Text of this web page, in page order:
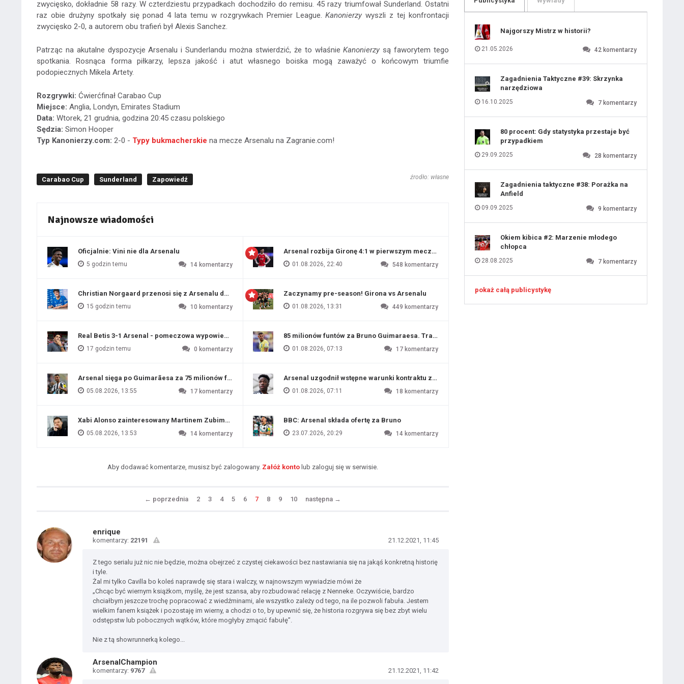
zwycięsko, dokładnie 58 razy. W czterdziestu przypadkach dochodziło do remisu. 45 razy triumfował Sunderland. Ostatni
raz obie drużyny spotkały się ponad 4 lata temu w rozgrywkach Premier League.Kanonierzy wyszli z tej konfrontacji
zwycięsko 2-0, a autorem obu trafień był Alexis Sanchez.
Patrząc na akutalne dyspozycje Arsenalu i Sunderlandu można stwierdzić, że to właśnieKanonierzy są faworytem tego
spotkania. Rosnąca forma piłkarzy, lepsza jakość i atut własnego boiska mogą zaważyć o końcowym triumfie
podopiecznych Mikela Artety.
Rozgrywki: Ćwierćfinał Carabao Cup
Miejsce: Anglia, Londyn, Emirates Stadium
Data: Wtorek, 21 grudnia, godzina 20:45 czasu polskiego
Sędzia: Simon Hooper
Typ Kanonierzy.com: 2-0 - Typy bukmacherskie na mecze Arsenalu na Zagranie.com!
Carabao Cup Sunderland Zapowiedź źrodło: własne
Najnowsze wiadomości
Oficjalnie: Vini nie dla Arsenalu
5 godzin temu 14 komentarzy
Christian Norgaard przenosi się z Arsenalu do Evertonu
15 godzin temu 10 komentarzy
Real Betis 3-1 Arsenal - pomeczowa wypowiedź Artety
17 godzin temu 0 komentarzy
Arsenal sięga po Guimarãesa za 75 milionów funtów
05.08.2026, 13:55 17 komentarzy
Xabi Alonso zainteresowany Martinem Zubimendim
05.08.2026, 13:53 14 komentarzy
Arsenal rozbija Gironę 4:1 w pierwszym meczu przygotowawczym
01.08.2026, 22:40 548 komentarzy
Zaczynamy pre-season! Girona vs Arsenalu
01.08.2026, 13:31 449 komentarzy
85 milionów funtów za Bruno Guimaraesa. Transfer na ostatniej prostej
01.08.2026, 07:13 17 komentarzy
Arsenal uzgodnił wstępne warunki kontraktu z Viniciusem Juniorem?
01.08.2026, 07:11 18 komentarzy
BBC: Arsenal składa ofertę za Bruno
23.07.2026, 20:29 14 komentarzy
Aby dodawać komentarze, musisz być zalogowany. Załóż konto lub zaloguj się w serwisie.
← poprzednia 2 3 4 5 6 7 8 9 10 następna →
enrique
komentarzy: 22191 21.12.2021, 11:45
Z tego serialu już nic nie będzie, można obejrzeć z czystej ciekawości bez nastawiania się na jakąś konkretną historię
i tyle.
Żal mi tylko Cavilla bo koleś naprawdę się stara i walczy, w najnowszym wywiadzie mówi że
„Chcąc być wiernym książkom, myślę, że jest szansa, aby rozbudować relację z Nenneke. Oczywiście, bardzo
chciałbym jeszcze trochę popracować z wiedźminami, ale wszystko zależy od tego, na ile pozwoli fabuła. Jestem
wielkim fanem książek i pozostaję im wierny, a chodzi o to, by upewnić się, że historia rozgrywa się bez zbyt wielu
odstępstw lub pobocznych wątków, które mogłyby zmącić fabułę”.
Nie z tą showrunnerką kolego...
ArsenalChampion
komentarzy: 9767 21.12.2021, 11:42
Najgorszy Mistrz w historii?
21.05.2026 42 komentarzy
Zagadnienia Taktyczne #39: Skrzynka
narzędziowa
16.10.2025 7 komentarzy
80 procent: Gdy statystyka przestaje być
przypadkiem
29.09.2025 28 komentarzy
Zagadnienia taktyczne #38: Porażka na
Anfield
09.09.2025 9 komentarzy
Okiem kibica #2: Marzenie młodego
chłopca
28.08.2025 7 komentarzy
pokaż całą publicystykę